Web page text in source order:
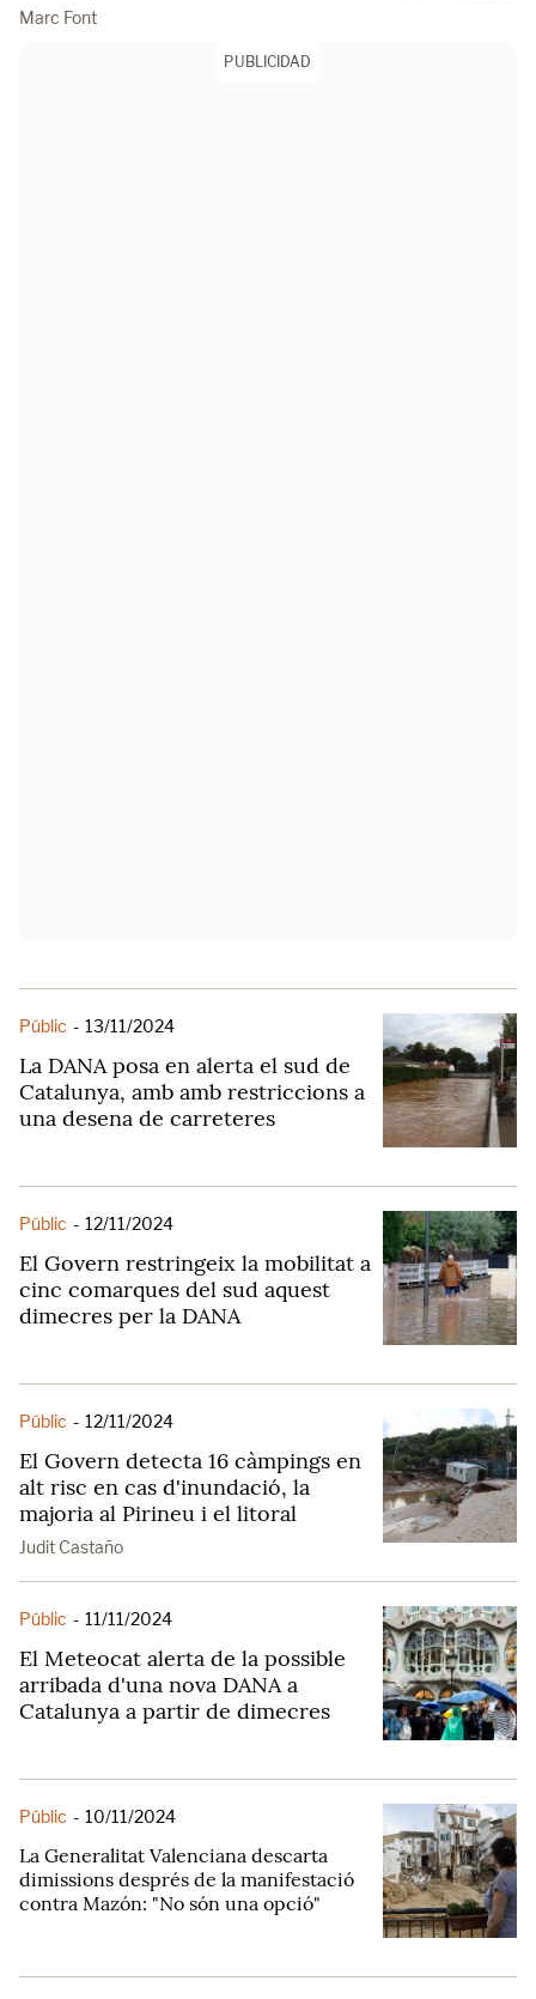
Marc Font
PUBLICIDAD
Públic - 13/11/2024
La DANA posa en alerta el sud de
Catalunya, amb amb restriccions a
una desena de carreteres
Públic - 12/11/2024
El Govern restringeix la mobilitat a
cinc comarques del sud aquest
dimecres per la DANA
Públic - 12/11/2024
El Govern detecta 16 càmpings en
alt risc en cas d'inundació, la
majoria al Pirineu i el litoral
Judit Castaño
Públic - 11/11/2024
El Meteocat alerta de la possible
arribada d'una nova DANA a
Catalunya a partir de dimecres
Públic - 10/11/2024
La Generalitat Valenciana descarta
dimissions després de la manifestació
contra Mazón: "No són una opció"